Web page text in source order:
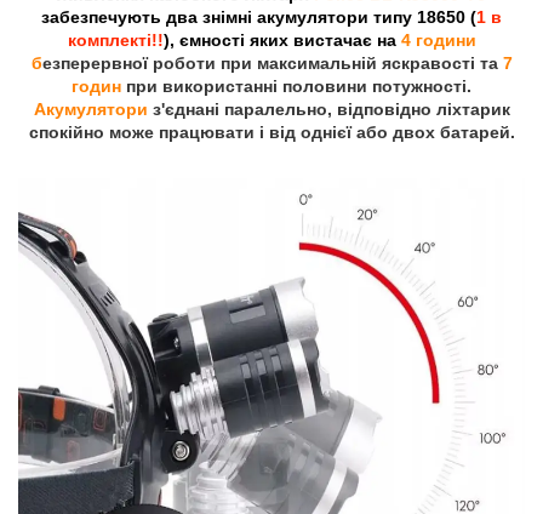
забезпечують два знімні акумулятори типу 18650 (1 в
комплекті!!), ємності яких вистачає на 4 години
безперервної роботи при максимальній яскравості та 7
годин при використанні половини потужності.
Акумулятори з'єднані паралельно, відповідно ліхтарик
спокійно може працювати і від однієї або двох батарей.